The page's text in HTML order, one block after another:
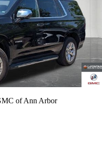
of Ann Arbor